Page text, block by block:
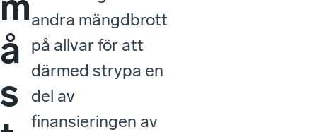
å
s
andra mängdbrott
på allvar för att
därmed strypa en
del av
finansieringen av